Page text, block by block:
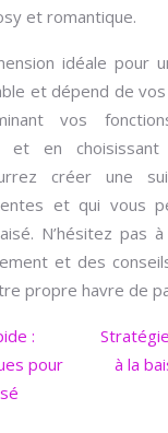
et romantique.
idéale pour
et dépend de
vos
et en
créer une
et qui vous
N’hésitez pas
et des
propre havre de
:
pour
à la